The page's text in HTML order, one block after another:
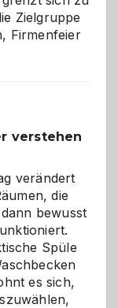
Zielgruppe
Firmenfeier
verstehen
verändert
die
bewusst
Spüle
es sich,